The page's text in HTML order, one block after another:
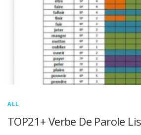
ALL
TOP21+ Verbe De Parole